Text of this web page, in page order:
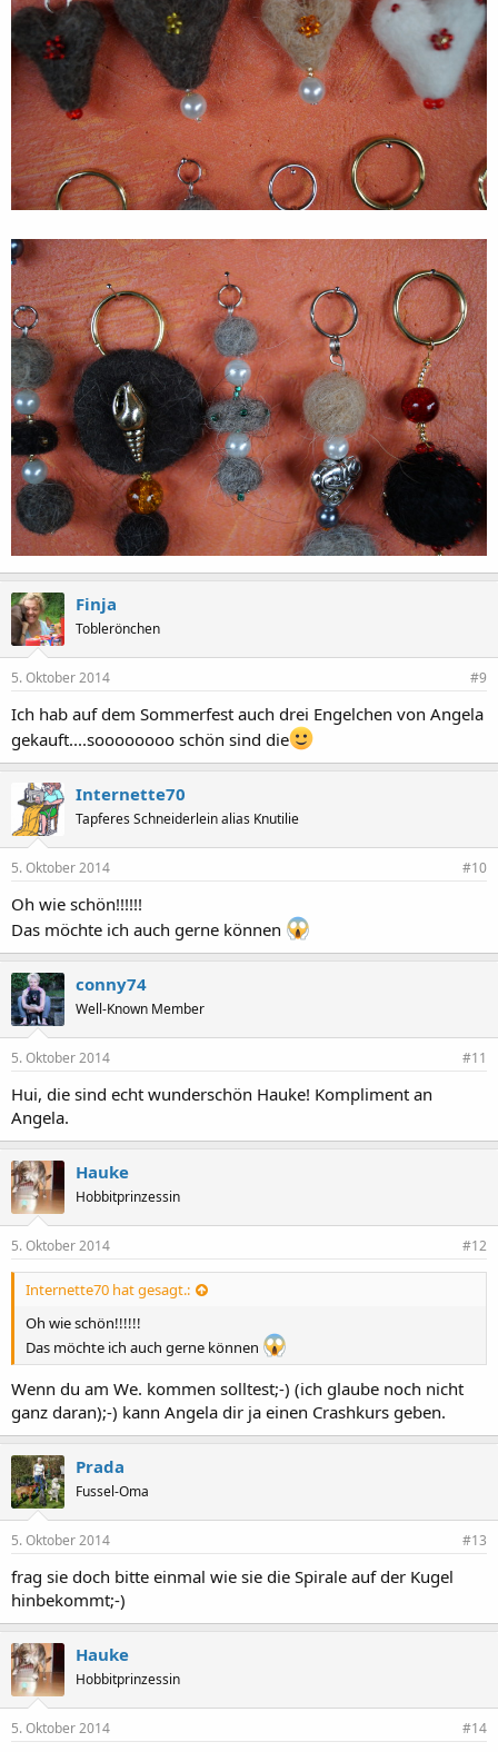
Finja
Toblerönchen
5. Oktober 2014 #9
Ich hab auf dem Sommerfest auch drei Engelchen von Angela
gekauft....soooooooo schön sind die
Internette70
Tapferes Schneiderlein alias Knutilie
5. Oktober 2014 #10
Oh wie schön!!!!!!
Das möchte ich auch gerne können
conny74
Well-Known Member
5. Oktober 2014 #11
Hui, die sind echt wunderschön Hauke! Kompliment an
Angela.
Hauke
Hobbitprinzessin
5. Oktober 2014 #12
Internette70 hat gesagt.:
Oh wie schön!!!!!!
Das möchte ich auch gerne können
Wenn du am We. kommen solltest;-) (ich glaube noch nicht
ganz daran);-) kann Angela dir ja einen Crashkurs geben.
Prada
Fussel-Oma
5. Oktober 2014 #13
frag sie doch bitte einmal wie sie die Spirale auf der Kugel
hinbekommt;-)
Hauke
Hobbitprinzessin
5. Oktober 2014 #14